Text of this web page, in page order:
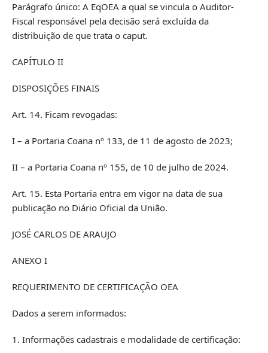
Parágrafo único: A EqOEA a qual se vincula o Auditor-
Fiscal responsável pela decisão será excluída da
distribuição de que trata o caput.
CAPÍTULO II
DISPOSIÇÕES FINAIS
Art. 14. Ficam revogadas:
I – a Portaria Coana nº 133, de 11 de agosto de 2023;
II – a Portaria Coana nº 155, de 10 de julho de 2024.
Art. 15. Esta Portaria entra em vigor na data de sua
publicação no Diário Oficial da União.
JOSÉ CARLOS DE ARAUJO
ANEXO I
REQUERIMENTO DE CERTIFICAÇÃO OEA
Dados a serem informados:
1. Informações cadastrais e modalidade de certificação: